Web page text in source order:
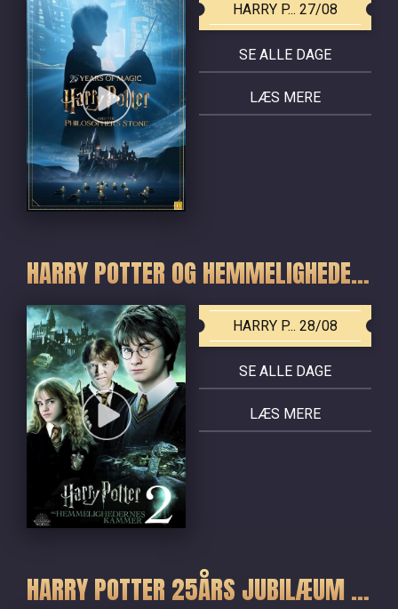
HARRY P... 27/08
SE ALLE DAGE
LÆS MERE
HARRY POTTER OG HEMMELIGHEDERNES KAMMER
HARRY P... 28/08
SE ALLE DAGE
LÆS MERE
HARRY POTTER 25ÅRS JUBILÆUM - DE FIRE FØRSTE FILM